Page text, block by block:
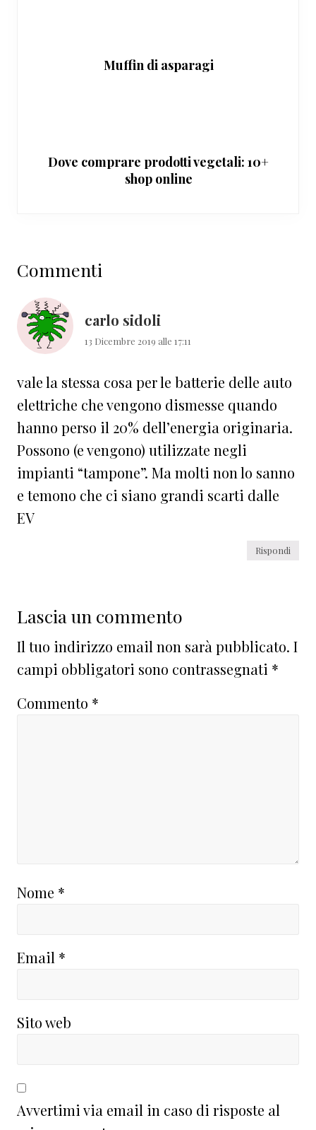
Muffin di asparagi
Dove comprare prodotti vegetali: 10+
shop online
del
lettore
Commenti
carlo sidoli
13 Dicembre 2019 alle 17:11
vale la stessa cosa per le batterie delle auto
elettriche che vengono dismesse quando
hanno perso il 20% dell’energia originaria.
Possono (e vengono) utilizzate negli
impianti “tampone”. Ma molti non lo sanno
e temono che ci siano grandi scarti dalle
EV
Rispondi
Lascia un commento
Il tuo indirizzo email non sarà pubblicato. I
campi obbligatori sono contrassegnati *
Commento *
Nome *
Email *
Sito web
Avvertimi via email in caso di risposte al